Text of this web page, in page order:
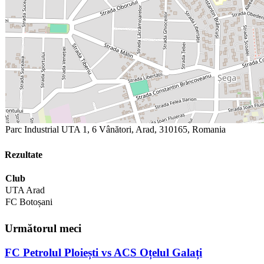
Parc Industrial UTA 1, 6 Vânători, Arad, 310165, Romania
Rezultate
Club
UTA Arad
FC Botoșani
Următorul meci
FC Petrolul Ploiești vs ACS Oțelul Galați